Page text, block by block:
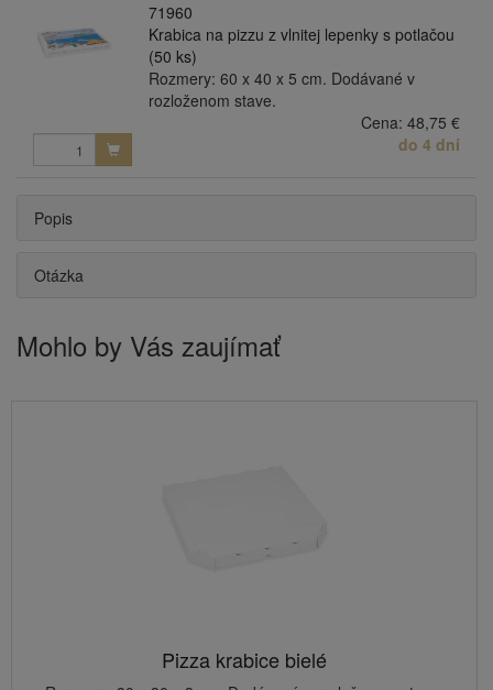
71960
Krabica na pizzu z vlnitej lepenky s potlačou
(50 ks)
Rozmery: 60 x 40 x 5 cm. Dodávané v
rozloženom stave.
Cena: 48,75 €
do 4 dní
Popis
Otázka
Mohlo by Vás zaujímať
Pizza krabice bielé